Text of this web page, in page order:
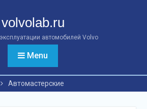
volvolab.ru
автомобилей Volvo
Menu
Автомастерские